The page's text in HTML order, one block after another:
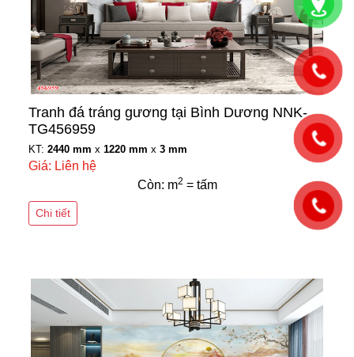
Tranh đá tráng gương tại Bình Dương NNK-
TG456959
KT: 2440 mm x 1220 mm x 3 mm
Giá: Liên hệ
Còn: m2 = tấm
Chi tiết